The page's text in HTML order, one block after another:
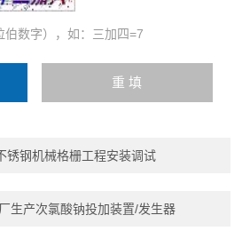
数字），如：三加四=7
锈钢机械格栅工程安装调试
生产次氯酸钠投加装置/发生器